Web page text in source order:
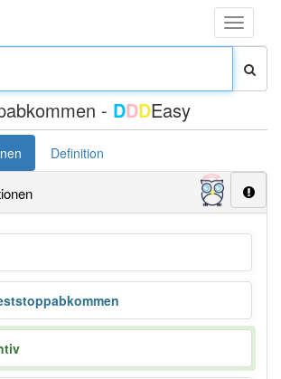
Toggle
- DDDEasy
Definition